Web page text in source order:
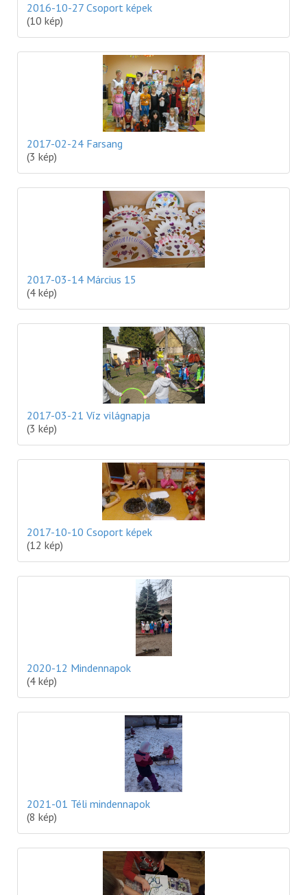
2016-10-27 Csoport képek
(10 kép)
2017-02-24 Farsang
(3 kép)
2017-03-14 Március 15
(4 kép)
2017-03-21 Víz világnapja
(3 kép)
2017-10-10 Csoport képek
(12 kép)
2020-12 Mindennapok
(4 kép)
2021-01 Téli mindennapok
(8 kép)